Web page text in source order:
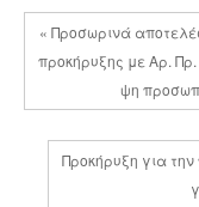
« Προσωρινά
προκήρυξης με Αρ.
ψη
Προκήρυξη για